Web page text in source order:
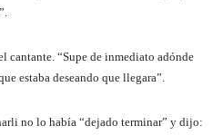
cantante. “Supe de inmediato adónde
estaba deseando que llegara”.
no lo había “dejado terminar” y dijo: